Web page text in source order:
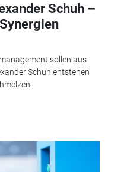
Schuh –
sollen aus
Schuh entstehen